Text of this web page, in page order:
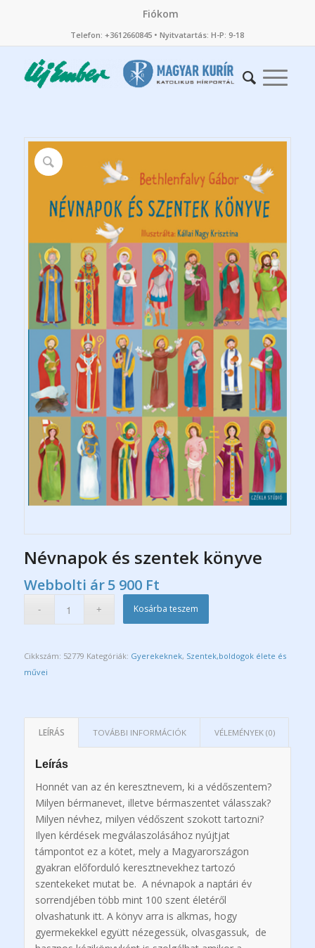
Fiókom
Telefon: +3612660845 • Nyitvatartás: H-P: 9-18
Névnapok és szentek könyve
Webbolti ár 5 900 Ft
Kosárba teszem
Cikkszám: 52779 Kategóriák: Gyerekeknek, Szentek,boldogok élete és
művei
LEÍRÁS TOVÁBBI INFORMÁCIÓK VÉLEMÉNYEK (0)
Leírás
Honnét van az én keresztnevem, ki a védőszentem?
Milyen bérmanevet, illetve bérmaszentet válasszak?
Milyen névhez, milyen védőszent szokott tartozni?
Ilyen kérdések megválaszolásához nyújtjat
támpontot ez a kötet, mely a Magyarországon
gyakran előforduló keresztnevekhez tartozó
szentekeket mutat be. A névnapok a naptári év
sorrendjében több mint 100 szent életéről
olvashatunk itt. A könyv arra is alkmas, hogy
gyermekekkel együtt nézegessük, olvasgassuk, de